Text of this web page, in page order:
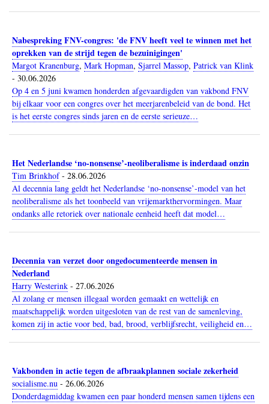
Nabespreking FNV-congres: 'de FNV heeft veel te winnen met het
oprekken van de strijd tegen de bezuinigingen'
Margot Kranenburg, Mark Hopman, Sjarrel Massop, Patrick van Klink
- 30.06.2026
Op 4 en 5 juni kwamen honderden afgevaardigden van vakbond FNV
bij elkaar voor een congres over het meerjarenbeleid van de bond. Het
is het eerste congres sinds jaren en de eerste serieuze…
Het Nederlandse ‘no-nonsense’-neoliberalisme is inderdaad onzin
Tim Brinkhof- 28.06.2026
Al decennia lang geldt het Nederlandse ‘no-nonsense’-model van het
neoliberalisme als het toonbeeld van vrijemarkthervormingen. Maar
ondanks alle retoriek over nationale eenheid heeft dat model…
Decennia van verzet door ongedocumenteerde mensen in
Nederland
Harry Westerink - 27.06.2026
Al zolang er mensen illegaal worden gemaakt en wettelijk en
maatschappelijk worden uitgesloten van de rest van de samenleving,
komen zij in actie voor bed, bad, brood, verblijfsrecht, veiligheid en…
Vakbonden in actie tegen de afbraakplannen sociale zekerheid
socialisme.nu - 26.06.2026
Donderdagmiddag kwamen een paar honderd mensen samen tijdens een